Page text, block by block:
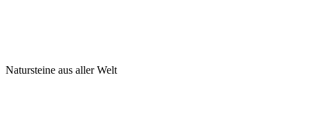
Natursteine aus aller Welt